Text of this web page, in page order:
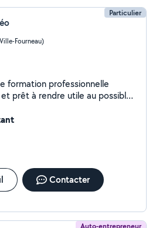
Particulier
Fourneau)
formation professionnelle
prêt à rendre utile au possible ,
besoins
Contacter
Auto-entrepreneur